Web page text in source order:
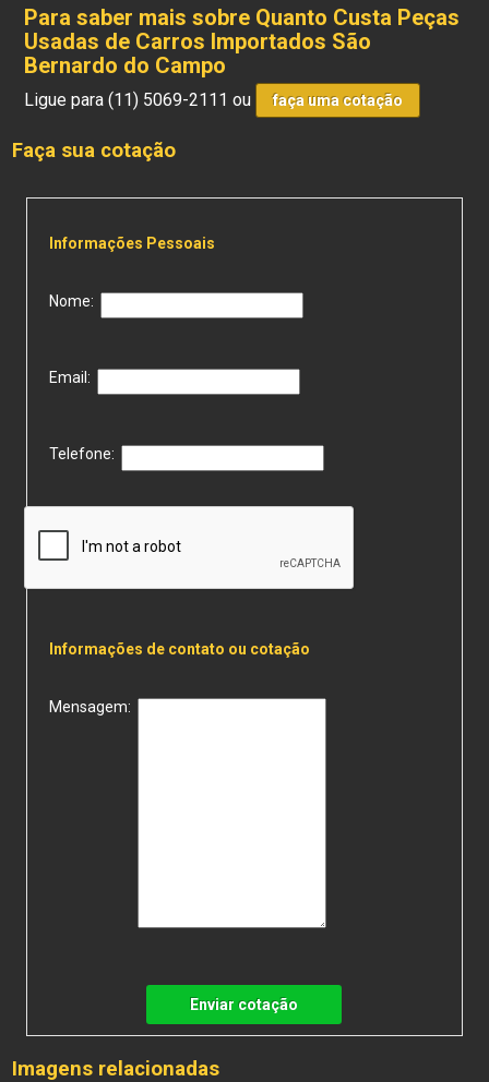
Para saber mais sobre Quanto Custa Peças
Usadas de Carros Importados São
Bernardo do Campo
Ligue para(11) 5069-2111 ou faça uma cotação
Faça sua cotação
Informações Pessoais
Nome:
Email:
Telefone:
Informações de contato ou cotação
Mensagem:
Enviar cotação
Imagens relacionadas